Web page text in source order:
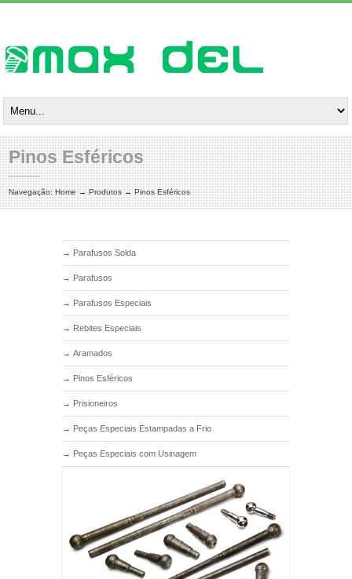
Pinos Esféricos
Navegação:Home → Produtos → Pinos Esféricos
→ Parafusos Solda
→ Parafusos
→ Parafusos Especiais
→ Rebites Especiais
→ Aramados
→ Pinos Esféricos
→ Prisioneiros
→ Peças Especiais Estampadas a Frio
→ Peças Especiais com Usinagem